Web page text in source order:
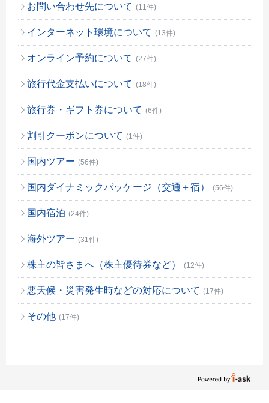
お問い合わせ先について (11件)
インターネット環境について (13件)
オンライン予約について (27件)
旅行代金支払いについて (18件)
旅行券・ギフト券について (6件)
割引クーポンについて (1件)
国内ツアー (56件)
国内ダイナミックパッケージ（交通＋宿） (56件)
国内宿泊 (24件)
海外ツアー (31件)
株主の皆さまへ（株主優待券など） (12件)
悪天候・災害発生時などの対応について (17件)
その他 (17件)